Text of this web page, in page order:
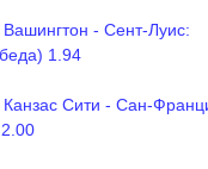
- Сент-Луис:
1.94
Сити - Сан-